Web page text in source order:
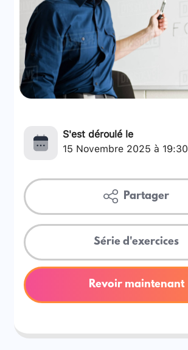
S'est déroulé le
15 Novembre 2025 à 19:30
Partager
Série d'exercices
Revoir maintenant